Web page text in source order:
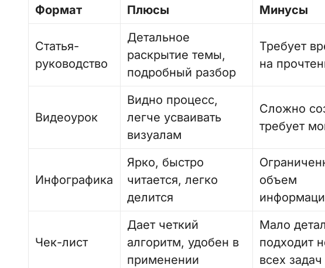
Формат Плюсы Минусы
Статья-
руководство
Детальное
раскрытие темы,
подробный разбор
Требует
на
Видеоурок
Видно процесс,
легче усваивать
визуалам
Сложно
требует
Инфографика
Ярко, быстро
читается, легко
делится
объем
Чек-лист
Дает четкий
алгоритм, удобен в
применении
Мало
подходит
всех задач